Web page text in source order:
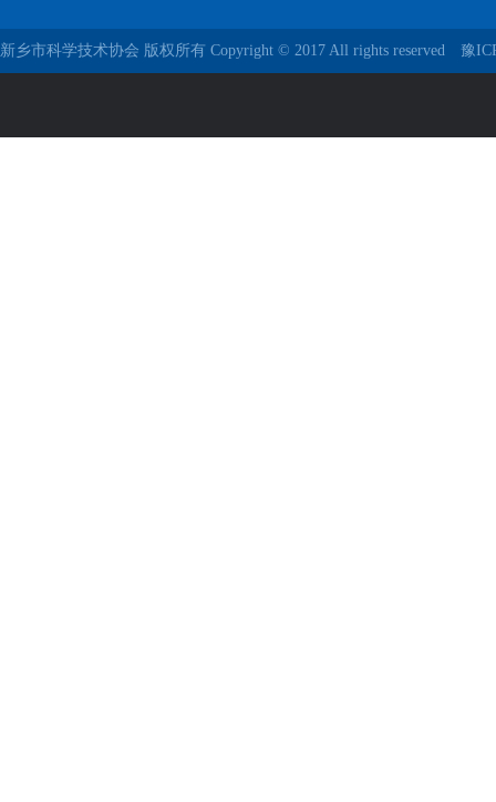
新乡市科学技术协会 版权所有 Copyright © 2017 All rights reserved 豫